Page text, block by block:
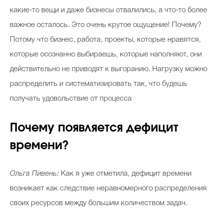
какие-то вещи и даже бизнесы отвалились, а что-то более
важное осталось. Это очень крутое ощущение! Почему?
Потому что бизнес, работа, проекты, которые нравятся,
которые осознанно выбираешь, которые наполняют, они
действительно не приводят к выгоранию. Нагрузку можно
распределить и систематизировать так, что будешь
получать удовольствие от процесса
Почему появляется дефицит
времени?
Ольга Пивень: Как я уже отметила, дефицит времени
возникает как следствие неравномерного распределения
своих ресурсов между большим количеством задач.